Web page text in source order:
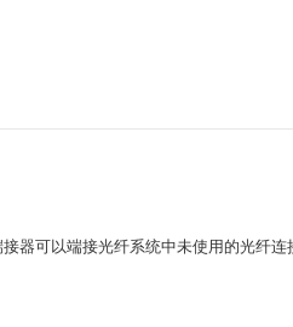
器可以端接光纤系统中未使用的光纤